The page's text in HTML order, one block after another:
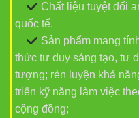
Chất liệu tuyệt đối
quốc tế.
Sản phẩm mang
thức tư duy sáng tạo, tư
tượng; rèn luyện khả
triển kỹ năng làm việc
cộng đồng;